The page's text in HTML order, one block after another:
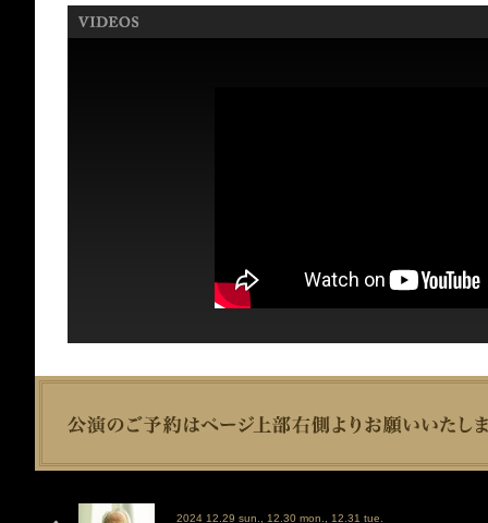
2024 12.29 sun., 12.30 mon., 12.31 tue.